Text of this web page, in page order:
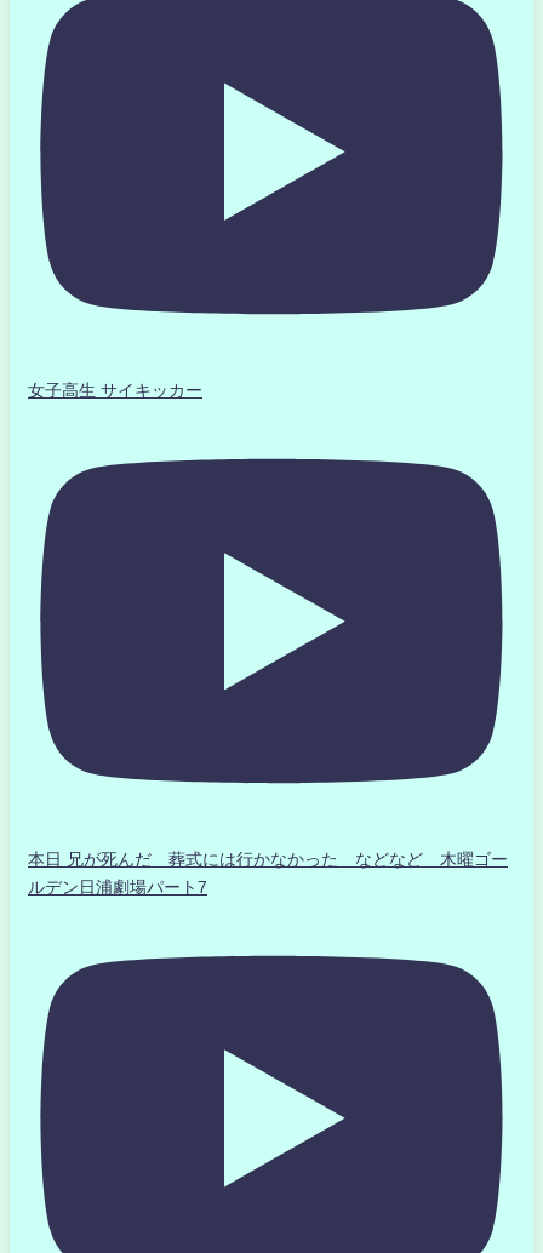
女子高生 サイキッカー
本日 兄が死んだ 葬式には行かなかった などなど 木曜ゴー
ルデン日浦劇場パート7